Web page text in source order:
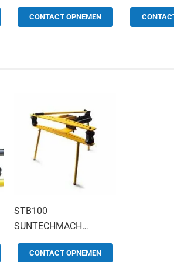
met bijgewerkte
hydraulische pomp
CONTACT OPNEMEN
Machine
Market
STB100
SUNTECHMACH
aluminium Handmatig
type hydraulische
CONTACT OPNEMEN